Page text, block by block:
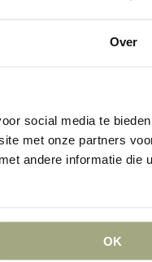
Over
social media te
met onze partners
andere informatie die
OK
zo’n 40 a 50%
de rechtbank geheel of
bezig houden.
kansen blijven liggen.
van Jack Leeman, die
hoger beroep. Hij kan dan